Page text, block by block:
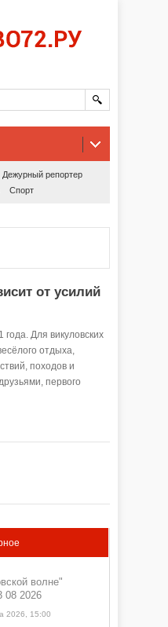
Дежурный репортер
Спорт
от усилий
Для викуловских
отдыха,
походов и
первого
волне"
08 2026
2026, 15:00